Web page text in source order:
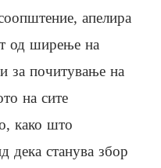
апелира
од ширење на
за почитување на
на сите
како што
дека станува збор